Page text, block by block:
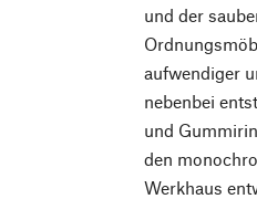
und der
aufwendiger
nebenbei
und
den
Werkhaus